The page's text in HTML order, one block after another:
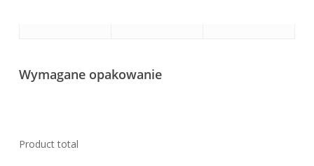
Wymagane opakowanie
Product total